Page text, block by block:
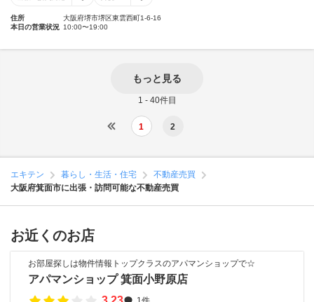
住所
大阪府堺市堺区東雲西町1-6-16
本日の営業状況 10:00〜19:00
もっと見る
1 - 40件目
1 2
エキテン 暮らし・生活・住宅
不動産売買
大阪府箕面市に出張・訪問可能な不動産売買
お近くのお店
お部屋探しは物件情報トップクラスのアパマンショップで☆
アパマンショップ 箕面小野原店